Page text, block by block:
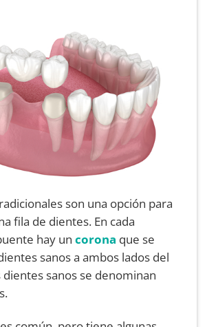
son una opción para
fila de dientes. En cada
hay uncorona que se
sanos a ambos lados del
dientes sanos se denominan